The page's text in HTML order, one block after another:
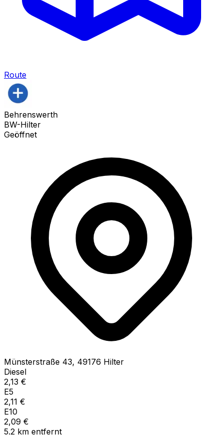
Route
Behrenswerth
BW-Hilter
Geöffnet
Münsterstraße 43, 49176 Hilter
Diesel
2,13 €
E5
2,11 €
E10
2,09 €
5.2 km entfernt